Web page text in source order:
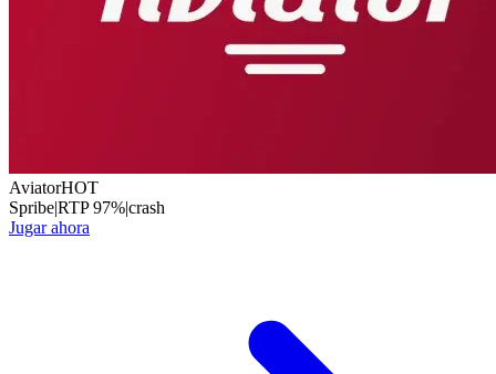
AviatorHOT
Spribe|RTP97%|crash
Jugar ahora